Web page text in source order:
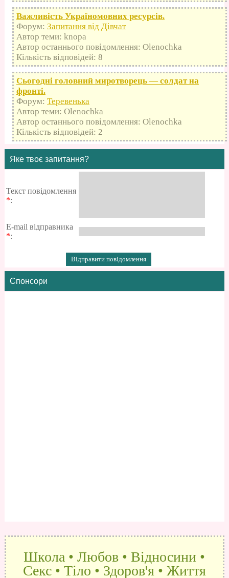
Важливість Україномовних ресурсів.
Форум: Запитання від Дівчат
Автор теми: knopa
Автор останнього повідомлення: Olenochka
Кількість відповідей: 8
Сьогодні головний миротворець — солдат на
фронті.
Форум: Теревенька
Автор теми: Olenochka
Автор останнього повідомлення: Olenochka
Кількість відповідей: 2
Яке твоє запитання?
Текст повідомлення
*:
E-mail відправника
*:
Спонсори
Школа • Любов • Відносини •
Секс • Тіло • Здоров'я • Життя